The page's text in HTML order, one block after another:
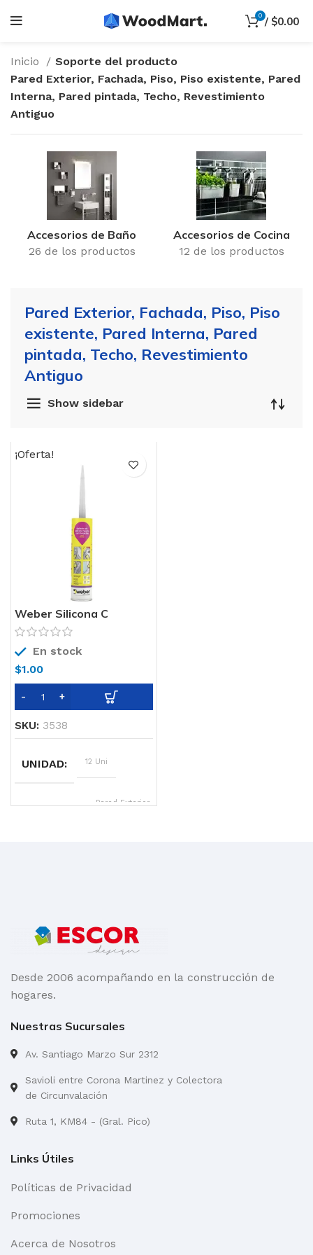
0 / $0.00
Inicio
Soporte del producto
Pared Exterior, Fachada, Piso, Piso existente, Pared
Interna, Pared pintada, Techo, Revestimiento
Antiguo
Accesorios de Baño
26 de los productos
Accesorios de Cocina
12 de los productos
Pared Exterior, Fachada, Piso, Piso
existente, Pared Interna, Pared
pintada, Techo, Revestimiento
Antiguo
Show sidebar
¡Oferta!
Weber Silicona C
En stock
$1.00
SKU: 3538
UNIDAD 12 Uni
SOPORTE
Pared Exterior,
COLOR
Transparente y
Blanco
Desde 2006 acompañando en la construcción de
hogares.
Nuestras Sucursales
Av. Santiago Marzo Sur 2312
Savioli entre Corona Martinez y Colectora
de Circunvalación
Ruta 1, KM84 - (Gral. Pico)
Links Útiles
Políticas de Privacidad
Promociones
Acerca de Nosotros